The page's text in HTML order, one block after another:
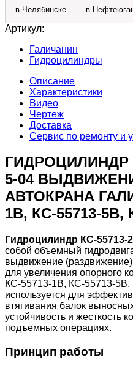
выдвижения
опор
в Челябинске в
Артикул:
Галичанин
Гидроцилиндры
Описание
Характеристики
Видео
Чертеж
Доставка
Сервис по ремонту и
ГИДРОЦИЛИНДР
5-04
АВТОКРАНА
1В, КС-55713-5В,
Гидроцилиндр КС-55713-
собой объемный
выдвижение
для увеличения опорного
КС-55713-1В, КС-55713-
используется для
втягивания балок
устойчивость и жесткость
подъемных операциях.
Принцип работы